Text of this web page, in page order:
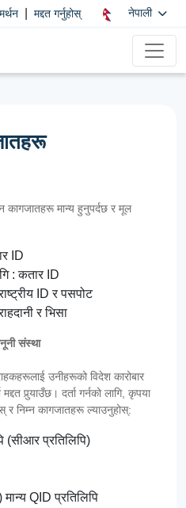
मद्दत गर्नुहोस् नेपाली
कागजातहरू मान्य हुनुपर्दछ र मूल
ID
: कतार ID
ID र पसपोट
र भिसा
संस्था
उनीहरूको विदेश कारोबार
पुर्‍याउँछ। दर्ता गर्नको लागि, कृपया
र निम्न कागजातहरू ल्याउनुहोस्:
(सीआर प्रतिलिपि)
QID प्रतिलिपि